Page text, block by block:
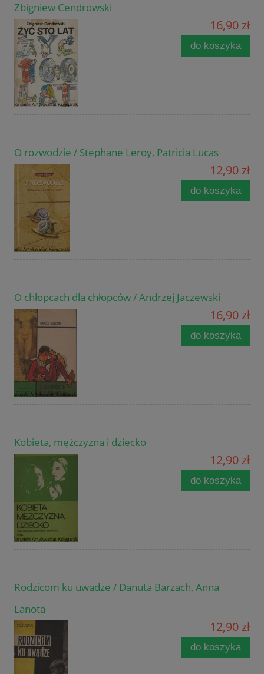
Zbigniew Cendrowski
16,90 zł
do koszyka
O rozwodzie / Stephane Leroy, Patricia Lucas
12,90 zł
do koszyka
O chłopcach dla chłopców / Andrzej Jaczewski
16,90 zł
do koszyka
Kobieta, mężczyzna i dziecko
12,90 zł
do koszyka
Rodzicom ku uwadze / Danuta Barzach, Anna
Lanota
12,90 zł
do koszyka